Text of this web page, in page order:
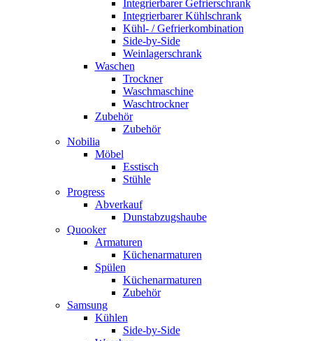
Integrierbarer Gefrierschrank
Integrierbarer Kühlschrank
Kühl- / Gefrierkombination
Side-by-Side
Weinlagerschrank
Waschen
Trockner
Waschmaschine
Waschtrockner
Zubehör
Zubehör
Nobilia
Möbel
Esstisch
Stühle
Progress
Abverkauf
Dunstabzugshaube
Quooker
Armaturen
Küchenarmaturen
Spülen
Küchenarmaturen
Zubehör
Samsung
Kühlen
Side-by-Side